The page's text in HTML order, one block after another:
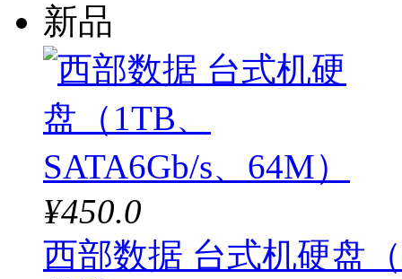
新品
¥450.0
西部数据 台式机硬盘